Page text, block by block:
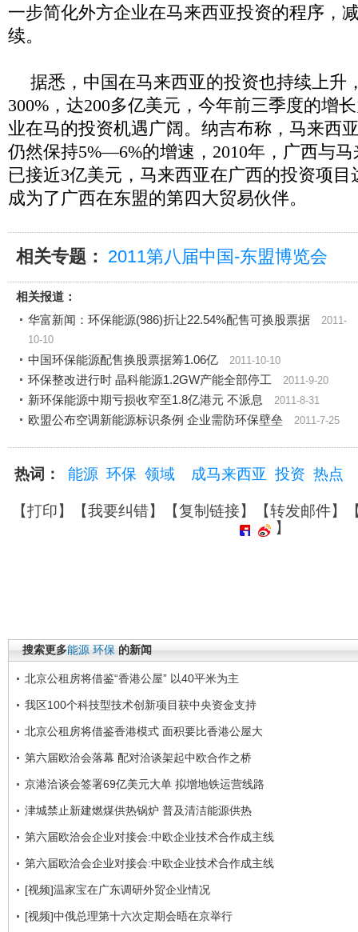
一步简化外方企业在马来西亚投资的程序，
续。
据悉，中国在马来西亚的投资也持续上升
300% ，达200多亿美元，今年前三季度的增
业在马的投资机遇广阔。纳吉布称，马来西
仍然保持5%—6%的增速， 2010年，广西与
已接近3亿美元，马来西亚在广西的投资项目
成为了广西在东盟的第四大贸易伙伴。
相关专题： 2011第八届中国-东盟博览会
相关报道：
华富新闻：环保能源(986)折让22.54%配售可换股票据
2011-
10-10
中国环保能源配售换股票据筹1.06亿
2011-10-10
环保整改进行时 晶科能源1.2GW产能全部停工 2011-9-20
新环保能源中期亏损收窄至1.8亿港元 不派息 2011-8-31
欧盟公布空调新能源标识条例 企业需防环保壁垒 2011-7-25
热词： 能源 环保 领域 成马来西亚 投资 热点
【打印】【我要纠错】【复制链接】【转发邮件】
】
搜索更多能源 环保 的新闻
北京公租房将借鉴“香港公屋” 以40平米为主
我区100个科技型技术创新项目获中央资金支持
北京公租房将借鉴香港模式 面积要比香港公屋大
第六届欧洽会落幕 配对洽谈架起中欧合作之桥
京港洽谈会签署69亿美元大单 拟增地铁运营线路
津城禁止新建燃煤供热锅炉 普及清洁能源供热
第六届欧洽会企业对接会:中欧企业技术合作成主线
第六届欧洽会企业对接会:中欧企业技术合作成主线
[视频]温家宝在广东调研外贸企业情况
[视频]中俄总理第十六次定期会晤在京举行